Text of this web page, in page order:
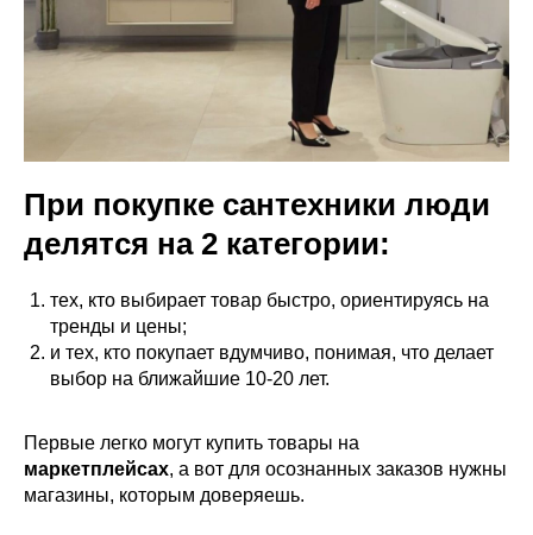
При покупке сантехники люди
делятся на 2 категории:
тех, кто выбирает товар быстро, ориентируясь на
тренды и цены;
и тех, кто покупает вдумчиво, понимая, что делает
выбор на ближайшие 10-20 лет.
Первые легко могут купить товары на
маркетплейсах, а вот для осознанных заказов нужны
магазины, которым доверяешь.